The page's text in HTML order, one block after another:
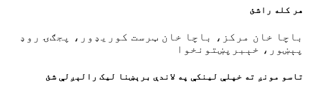
هر کله راشئ
باچا خان مرکز، باچا خان ټرست کوريډور، پجګۍ روډ
پېښور، خېبرپښتونخوا
تاسو مونږ ته خپلې لينکې په لاندې برېښنا ليک رالېږلې شئ